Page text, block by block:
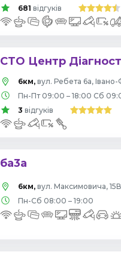
681 відгуків
СТО Центр
6км, вул. Ребета 6а, Івано-
Пн-Пт 09:00 – 18:00 Сб
3 відгуків
ба3а
6км, вул. Максимовича,
Пн-Сб 08:00 – 19:00